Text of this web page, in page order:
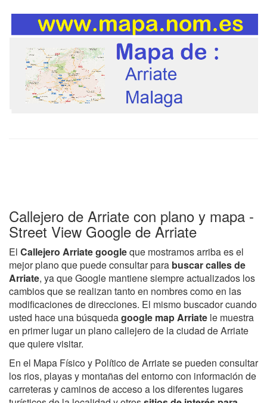
Callejero de Arriate con plano y mapa -
Street View Google de Arriate
El Callejero Arriate googleque mostramos arriba es el
mejor plano que puede consultar para buscar calles de
Arriate, ya que Google mantiene siempre actualizados los
cambios que se realizan tanto en nombres como en las
modificaciones de direcciones. El mismo buscador cuando
usted hace una búsquedagoogle map Arriate le muestra
en primer lugar un plano callejero de la ciudad de Arriate
que quiere visitar.
En el Mapa Físico y Político de Arriate se pueden consultar
los rios, playas y montañas del entorno con información de
carreteras y caminos de acceso a los diferentes lugares